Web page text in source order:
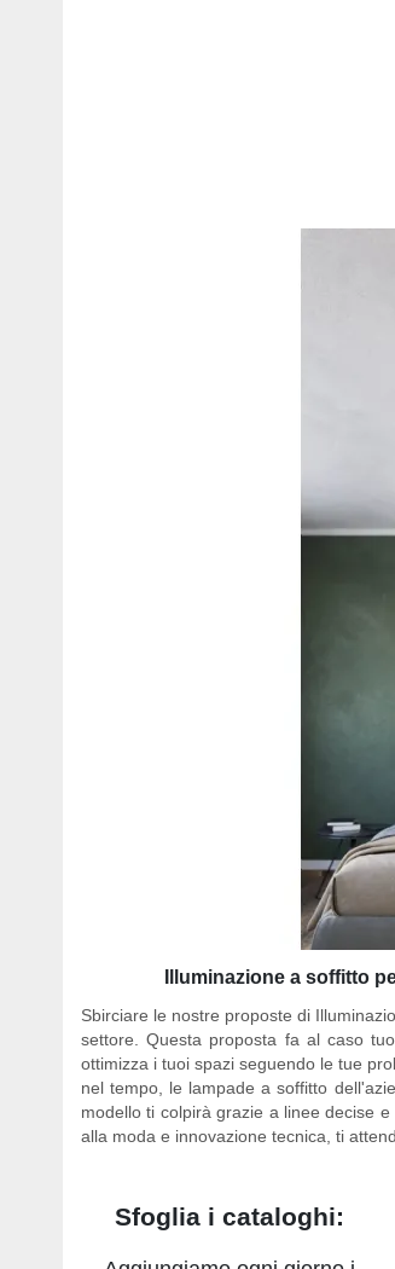
Illuminazione a soffitto
Sbirciare le nostre proposte di
settore. Questa proposta fa al caso
ottimizza i tuoi spazi seguendo le tue
nel tempo, le lampade a soffitto
modello ti colpirà grazie a linee decise
alla moda e innovazione tecnica, ti
Sfoglia i cataloghi: